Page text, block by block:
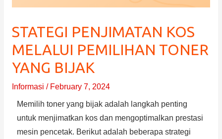
STATEGI PENJIMATAN KOS
MELALUI PEMILIHAN TONER
YANG BIJAK
Informasi / February 7, 2024
Memilih toner yang bijak adalah langkah penting
untuk menjimatkan kos dan mengoptimalkan prestasi
mesin pencetak. Berikut adalah beberapa strategi